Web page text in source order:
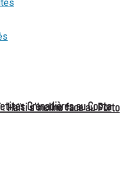
Grenadières au Costa
Haïti s’incline face au Porto